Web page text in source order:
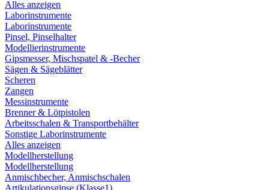
Alles anzeigen
Laborinstrumente
Laborinstrumente
Pinsel, Pinselhalter
Modellierinstrumente
Gipsmesser, Mischspatel & -Becher
Sägen & Sägeblätter
Scheren
Zangen
Messinstrumente
Brenner & Lötpistolen
Arbeitsschalen & Transportbehälter
Sonstige Laborinstrumente
Alles anzeigen
Modellherstellung
Modellherstellung
Anmischbecher, Anmischschalen
Artikulationsgipse (Klasse1)